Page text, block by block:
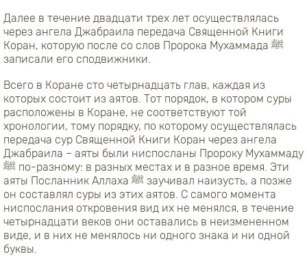
Далее в течение двадцати трех лет осуществлялась
через ангела Джабраила передача Священной Книги
Коран, которую после со слов Пророка Мухаммада ﷺ
записали его сподвижники.
Всего в Коране сто четырнадцать глав, каждая из
которых состоит из аятов. Тот порядок, в котором суры
расположены в Коране, не соответствуют той
хронологии, тому порядку, по которому осуществлялась
передача сур Священной Книги Коран через ангела
Джабраила – аяты были ниспосланы Пророку Мухаммаду
ﷺ по-разному: в разных местах и в разное время. Эти
аяты Посланник Аллаха ﷺ заучивал наизусть, а позже
он составлял суры из этих аятов. С самого момента
ниспослания откровения вид их не менялся, в течение
четырнадцати веков они оставались в неизмененном
виде, и в них не менялось ни одного знака и ни одной
буквы.